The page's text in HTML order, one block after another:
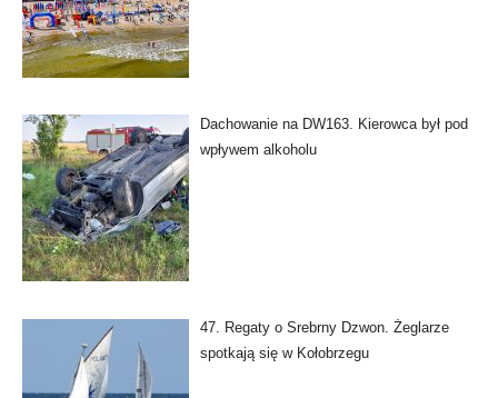
Dachowanie na DW163. Kierowca był pod
wpływem alkoholu
47. Regaty o Srebrny Dzwon. Żeglarze
spotkają się w Kołobrzegu